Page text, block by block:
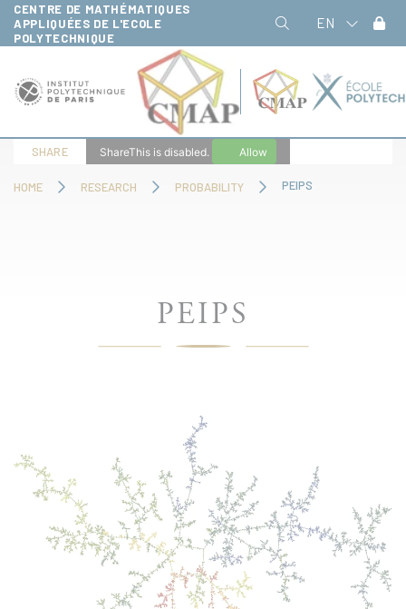
CENTRE DE MATHÉMATIQUES
APPLIQUÉES DE L'ECOLE
POLYTECHNIQUE
EN
HOME RESEARCH PROBABILITY PEIPS
SHARE ShareThis is disabled. Allow
PEIPS
Cookies management panel